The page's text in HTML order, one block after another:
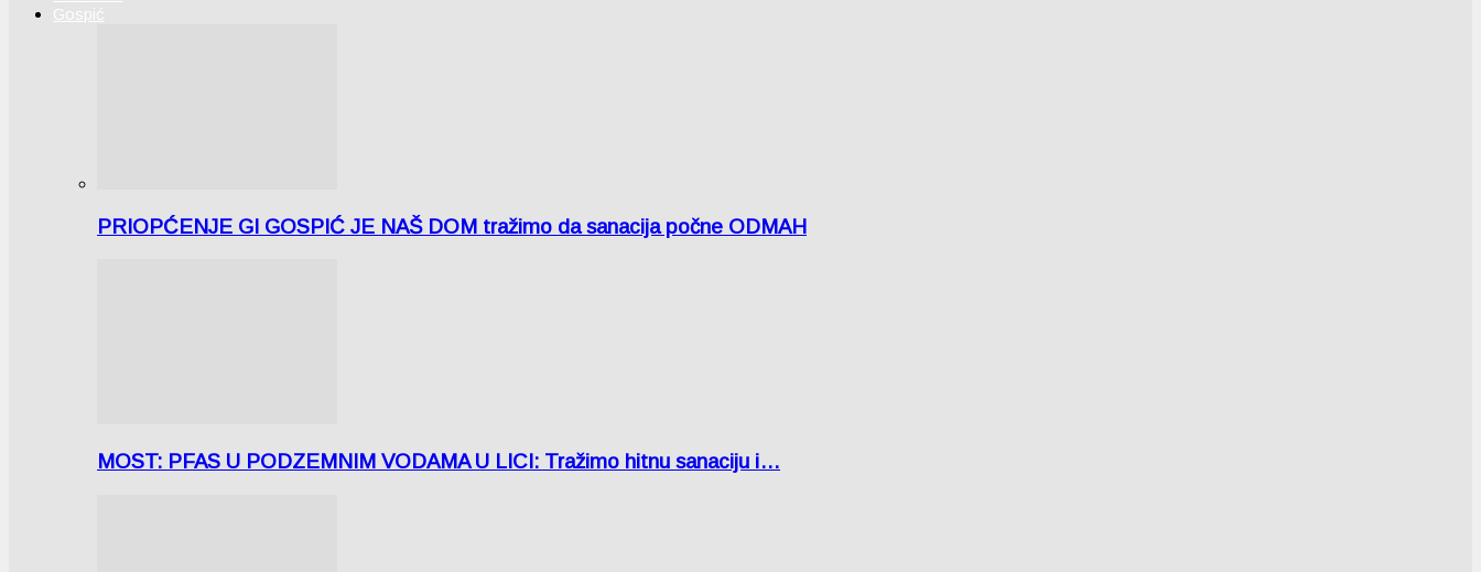
Gospić
PRIOPĆENJE GI GOSPIĆ JE NAŠ DOM tražimo da sanacija počne ODMAH
MOST: PFAS U PODZEMNIM VODAMA U LICI: Tražimo hitnu sanaciju i…